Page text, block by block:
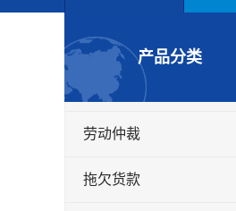
产品分类
劳动仲裁
拖欠货款